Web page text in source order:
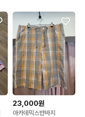
23,000원
아카데믹스반바지